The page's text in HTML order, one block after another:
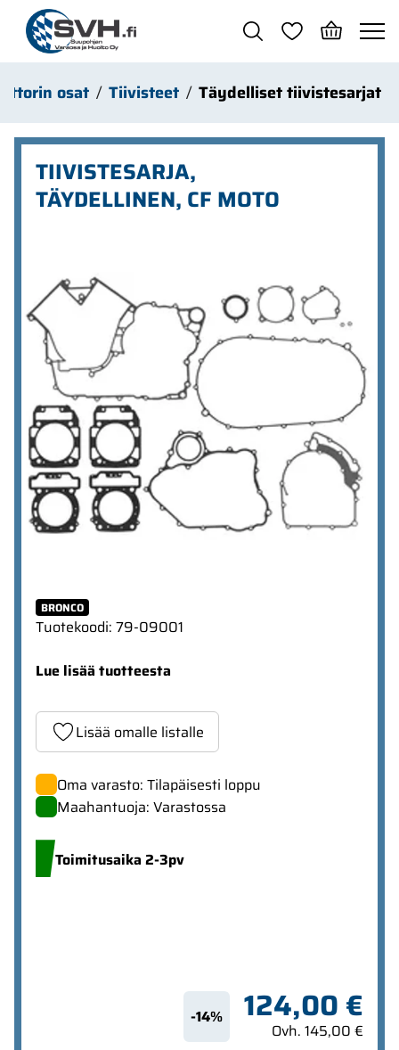
Siirry pääsisältöön
osat Tiivisteet Täydelliset tiivistesarjat
TIIVISTESARJA,
TÄYDELLINEN, CF MOTO
BRONCO
Tuotekoodi: 79-09001
Lue lisää tuotteesta
Lisää omalle listalle
Oma varasto: Tilapäisesti loppu
Maahantuoja: Varastossa
Toimitusaika 2-3pv
-14% 124,00 €
Ovh. 145,00 €